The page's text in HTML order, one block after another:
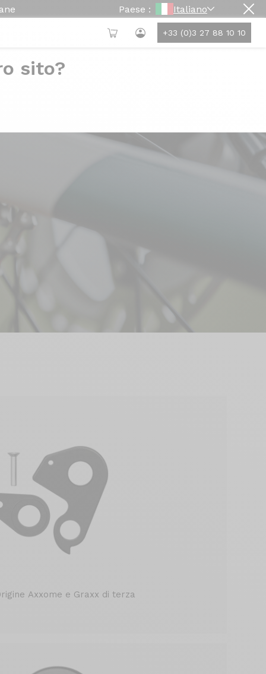
Paese : Italiano
+33 (0)3 27 88 10 10
sito?
Axxome e Graxx di terza